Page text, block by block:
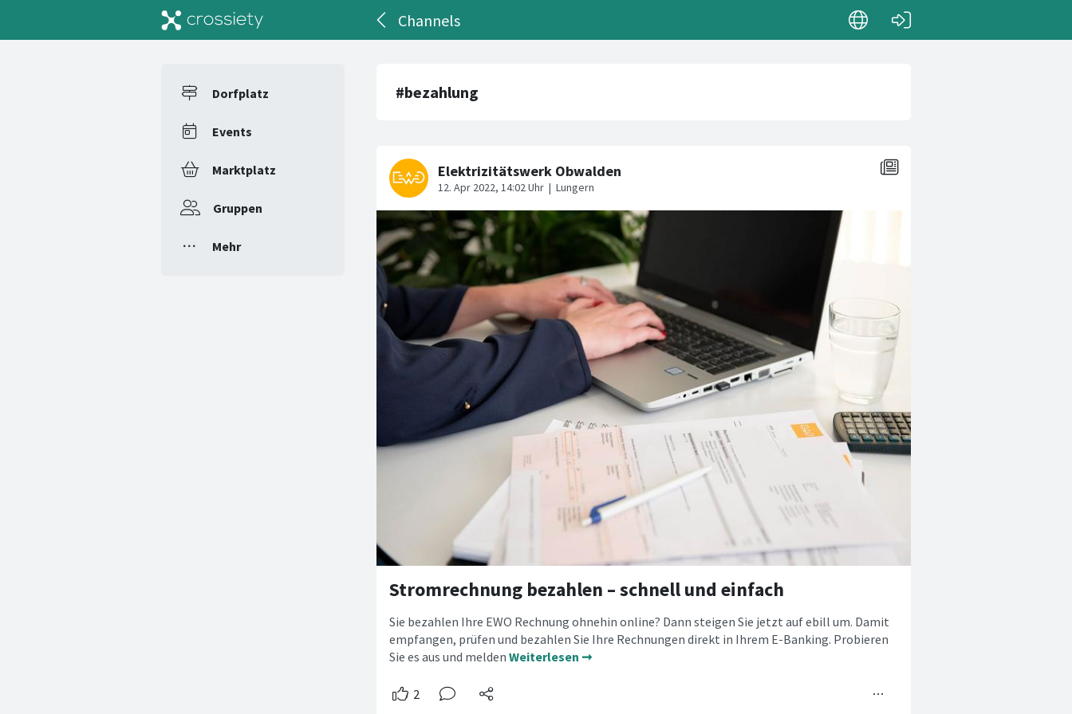
Channels
Dorfplatz
Events
Marktplatz
Gruppen
Mehr
#bezahlung
Stromrechnung bezahlen – schnell und einfach
Sie bezahlen Ihre EWO Rechnung ohnehin online? Dann steigen Sie jetzt auf ebill um. Damit
empfangen, prüfen und bezahlen Sie Ihre Rechnungen direkt in Ihrem E-Banking. Probieren
Sie es aus und melden Weiterlesen ➞